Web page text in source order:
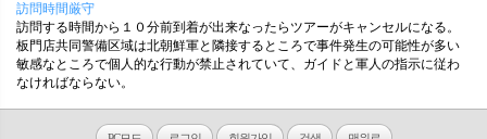
訪問時間厳守
訪問する時間から１０分前到着が出来なったらツアーがキャンセルになる。
板門店共同警備区域は北朝鮮軍と隣接するところで事件発生の可能性が多い
敏感なところで個人的な行動が禁止されていて、ガイドと軍人の指示に従わ
なければならない。